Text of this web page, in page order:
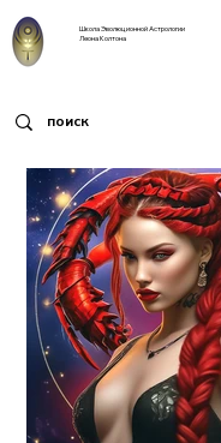
Школа Эволюционной Астрологии
Леона Колтона